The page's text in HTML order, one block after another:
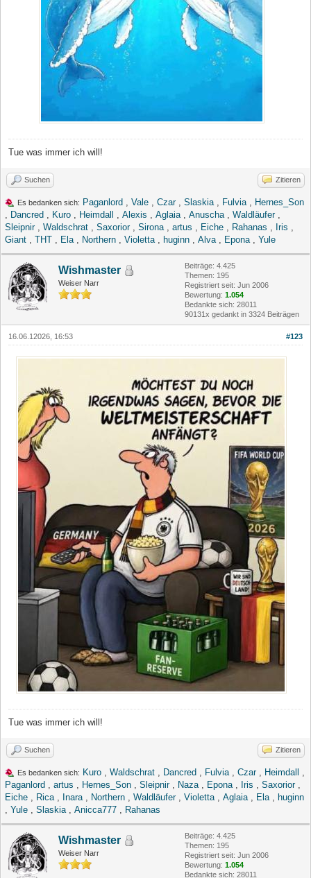
Tue was immer ich will!
Suchen Zitieren
Es bedanken sich: Paganlord , Vale , Czar, Slaskia, Fulvia, Hernes_Son
, Dancred , Kuro , Heimdall , Alexis , Aglaia, Anuscha, Waldläufer,
Sleipnir, Waldschrat , Saxorior, Sirona, artus , Eiche , Rahanas , Iris ,
Giant , THT , Ela, Northern , Violetta, huginn , Alva, Epona, Yule
Wishmaster
Weiser Narr
Beiträge: 4.425
Themen: 195
Registriert seit: Jun 2006
Bewertung: 1.054
Bedankte sich: 28011
90131x gedankt in 3324 Beiträgen
#123
16.06.12026, 16:53
Tue was immer ich will!
Suchen Zitieren
Es bedanken sich: Kuro , Waldschrat , Dancred , Fulvia, Czar, Heimdall
,
Paganlord , artus , Hernes_Son , Sleipnir, Naza, Epona, Iris , Saxorior,
Eiche , Rica, Inara, Northern , Waldläufer, Violetta, Aglaia, Ela, huginn
, Yule , Slaskia, Anicca777 , Rahanas
Wishmaster
Weiser Narr
Beiträge: 4.425
Themen: 195
Registriert seit: Jun 2006
Bewertung: 1.054
Bedankte sich: 28011